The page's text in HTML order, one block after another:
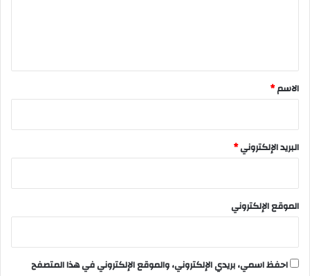
*
الاسم*
البريد الإلكتروني*
الموقع الإلكتروني
احفظ اسمي، بريدي الإلكتروني، والموقع الإلكتروني في هذا المتصفح